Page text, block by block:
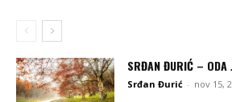
SRĐAN ĐURIĆ – ODA
Srđan Đurić - nov 15,